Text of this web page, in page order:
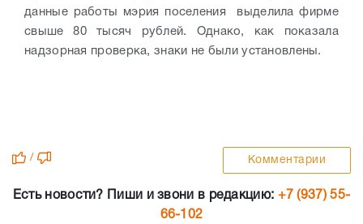
данные работы мэрия поселения выделила фирме
свыше 80 тысяч рублей. Однако, как показала
надзорная проверка, знаки не были установлены.
/ Комментарии
Есть новости? Пиши и звони в редакцию: +7 (937) 55-
66-102